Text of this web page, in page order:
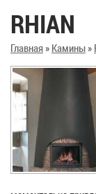
RHIAN
Главная» Камины»